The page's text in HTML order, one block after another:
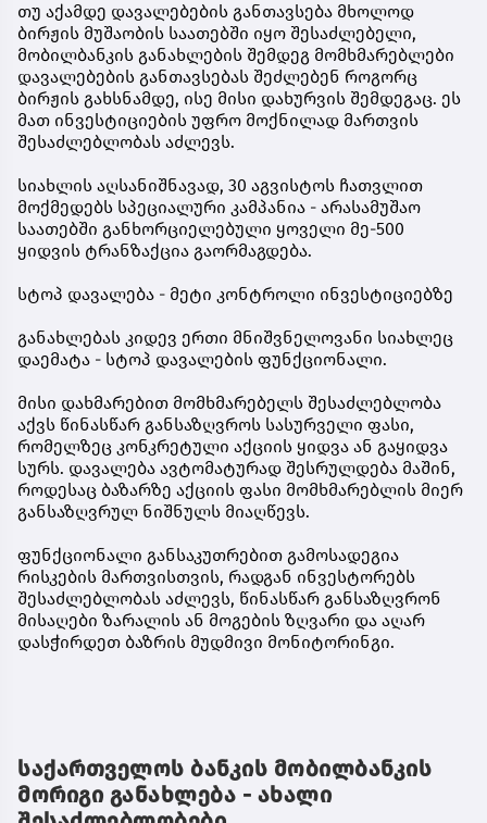
თუ აქამდე დავალებების განთავსება მხოლოდ
ბირჟის მუშაობის საათებში იყო შესაძლებელი,
მობილბანკის განახლების შემდეგ მომხმარებლები
დავალებების განთავსებას შეძლებენ როგორც
ბირჟის გახსნამდე, ისე მისი დახურვის შემდეგაც. ეს
მათ ინვესტიციების უფრო მოქნილად მართვის
შესაძლებლობას აძლევს.
სიახლის აღსანიშნავად, 30 აგვისტოს ჩათვლით
მოქმედებს სპეციალური კამპანია - არასამუშაო
საათებში განხორციელებული ყოველი მე-500
ყიდვის ტრანზაქცია გაორმაგდება.
სტოპ დავალება - მეტი კონტროლი ინვესტიციებზე
განახლებას კიდევ ერთი მნიშვნელოვანი სიახლეც
დაემატა - სტოპ დავალების ფუნქციონალი.
მისი დახმარებით მომხმარებელს შესაძლებლობა
აქვს წინასწარ განსაზღვროს სასურველი ფასი,
რომელზეც კონკრეტული აქციის ყიდვა ან გაყიდვა
სურს. დავალება ავტომატურად შესრულდება მაშინ,
როდესაც ბაზარზე აქციის ფასი მომხმარებლის მიერ
განსაზღვრულ ნიშნულს მიაღწევს.
ფუნქციონალი განსაკუთრებით გამოსადეგია
რისკების მართვისთვის, რადგან ინვესტორებს
შესაძლებლობას აძლევს, წინასწარ განსაზღვრონ
მისაღები ზარალის ან მოგების ზღვარი და აღარ
დასჭირდეთ ბაზრის მუდმივი მონიტორინგი.
საქართველოს ბანკის მობილბანკის
მორიგი განახლება - ახალი